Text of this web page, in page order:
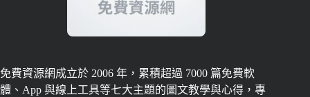
免費資源網成立於 2006 年，累積超過 7000 篇免費軟
體、App 與線上工具等七大主題的圖文教學與心得，專